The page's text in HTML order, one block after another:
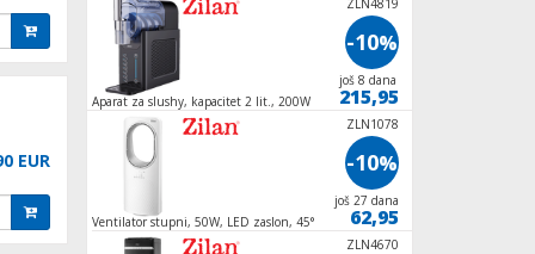
EUR
-10
još 27 dana
Aparat za slushy, kapacitet 2 lit., 200W
ZLN4819
-10%
još 8 dana
215,95
Ventilator stupni, 50W, LED zaslon, 45°
oscilacija
ZLN1078
-10%
još 27 dana
62,95
ZLN4670